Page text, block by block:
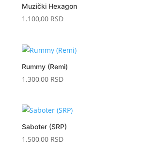
Muzički Hexagon
1.100,00 RSD
Rummy (Remi)
1.300,00 RSD
Saboter (SRP)
1.500,00 RSD